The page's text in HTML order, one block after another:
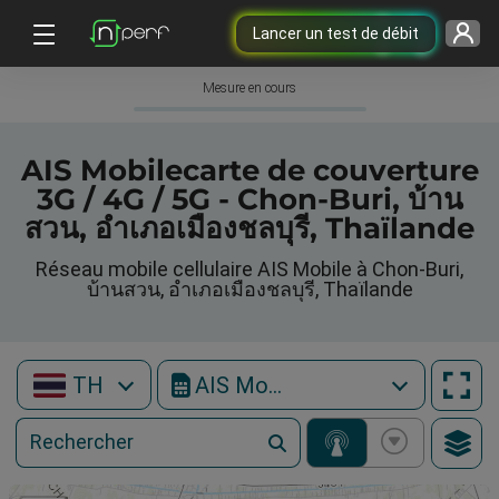
Lancer un test de débit
Mesure en cours
AIS Mobilecarte de couverture
3G / 4G / 5G - Chon-Buri, บ้าน
สวน, อำเภอเมืองชลบุรี, Thaïlande
Réseau mobile cellulaire AIS Mobile à Chon-Buri,
บ้านสวน, อำเภอเมืองชลบุรี, Thaïlande
TH AIS Mobile